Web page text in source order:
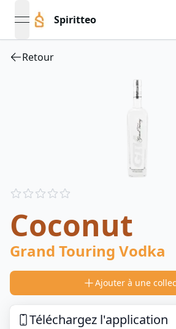
open navigation menu
Spiritteo
Retour
Reviews
Coconut
Grand Touring Vodka
Ajouter à une
Téléchargez l'application